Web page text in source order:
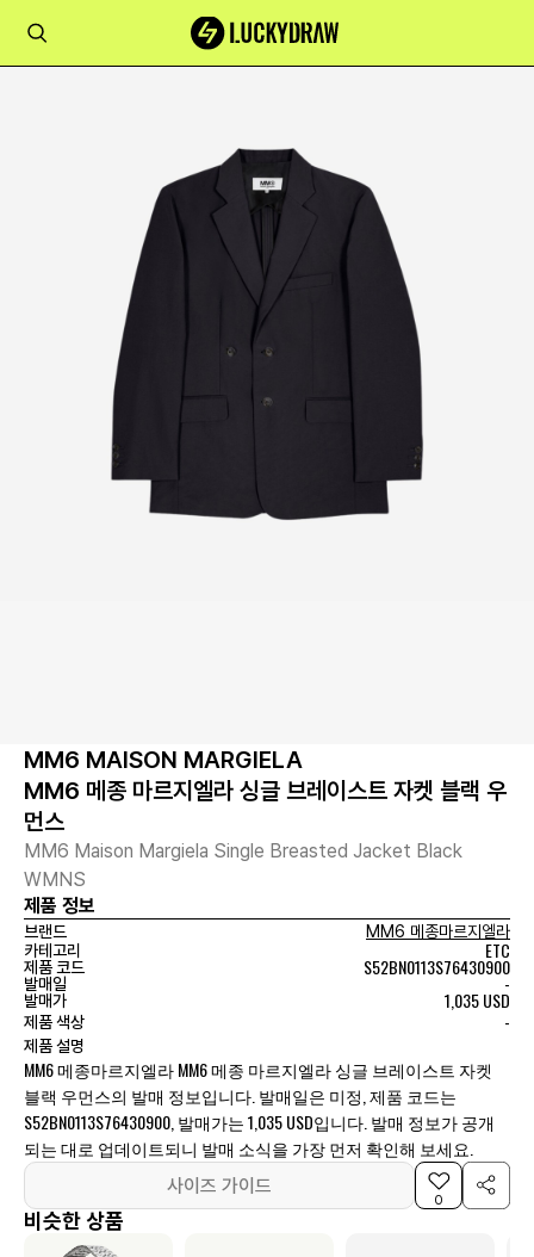
MM6 MAISON MARGIELA
MM6 메종 마르지엘라 싱글 브레이스트 자켓 블랙 우
먼스
MM6 Maison Margiela Single Breasted Jacket Black
WMNS
제품 정보
브랜드
MM6 메종마르지엘라
카테고리
ETC
제품 코드 S52BN0113S76430900
발매일 -
발매가 1,035 USD
제품 색상 -
제품 설명
MM6 메종마르지엘라 MM6 메종 마르지엘라 싱글 브레이스트 자켓
블랙 우먼스의 발매 정보입니다. 발매일은 미정, 제품 코드는
S52BN0113S76430900, 발매가는 1,035 USD입니다. 발매 정보가 공개
되는 대로 업데이트되니 발매 소식을 가장 먼저 확인해 보세요.
사이즈 가이드
0
비슷한 상품